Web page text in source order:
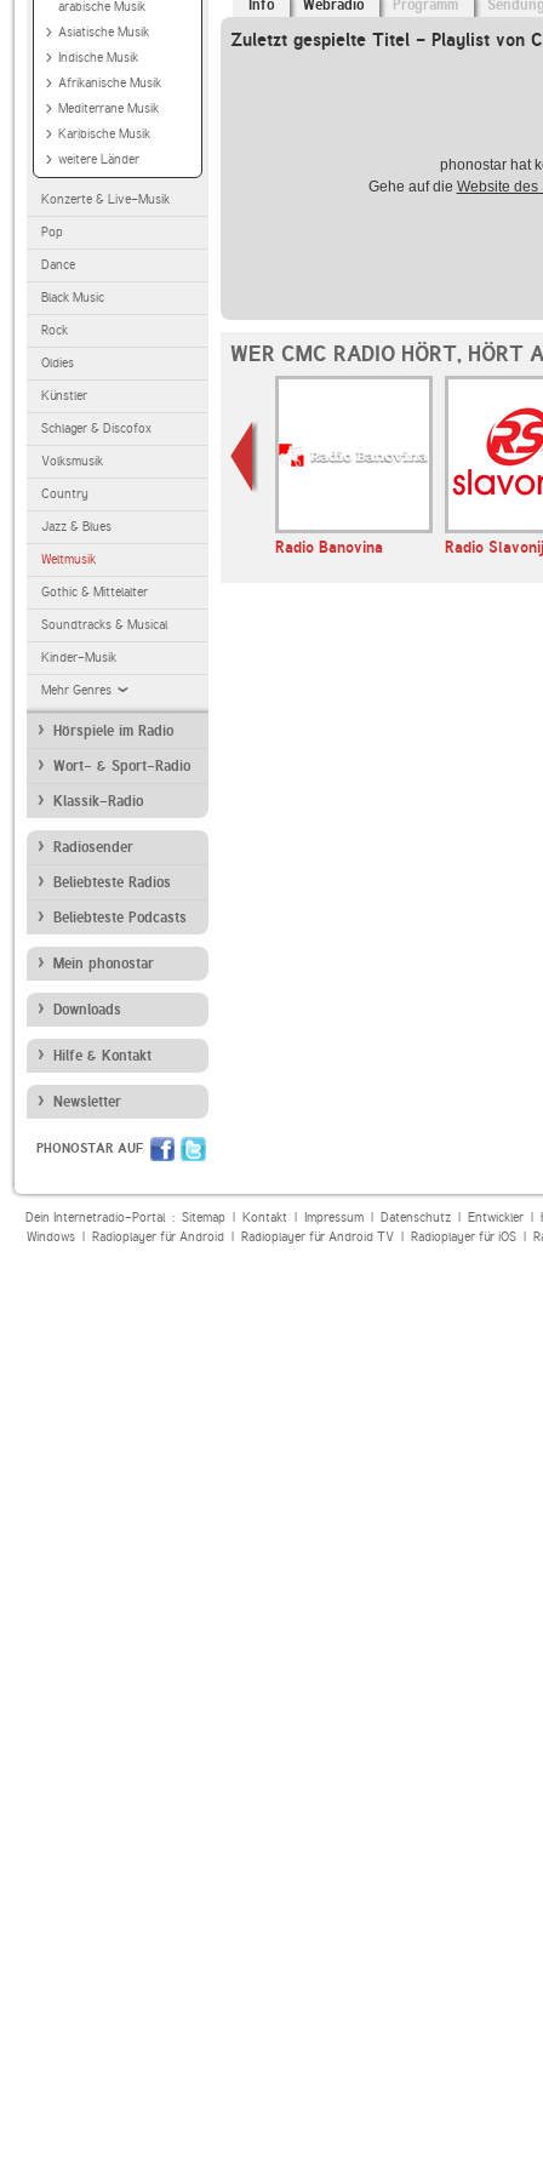
arabische Musik
Asiatische Musik
Indische Musik
Afrikanische Musik
Mediterrane Musik
Karibische Musik
weitere Länder
Konzerte & Live-Musik
Pop
Dance
Black Music
Rock
Oldies
Künstler
Schlager & Discofox
Volksmusik
Country
Jazz & Blues
Weltmusik
Gothic & Mittelalter
Soundtracks & Musical
Kinder-Musik
Mehr Genres
Hörspiele im Radio
Wort- & Sport-Radio
Klassik-Radio
Radiosender
Beliebteste Radios
Beliebteste Podcasts
Mein phonostar
Downloads
Hilfe & Kontakt
Newsletter
PHONOSTAR AUF
Info Webradio Programm
Zuletzt gespielte Titel - Playlist von
phonostar hat
Gehe auf die Website des
WER CMC RADIO HÖRT, HÖRT
Radio Banovina Radio
Dein Internetradio-Portal : Sitemap| Kontakt| Impressum| Datenschutz| Entwickler|
Windows| Radioplayer für Android| Radioplayer für Android TV| Radioplayer für iOS|